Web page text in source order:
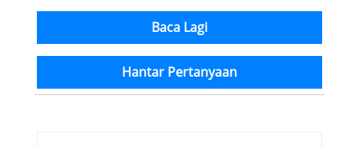
Baca Lagi
Hantar Pertanyaan